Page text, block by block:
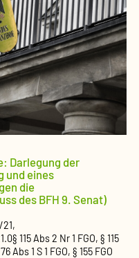
Darlegung der
und eines
die
des BFH 9. Senat)
,
§ 115 Abs 2 Nr 1 FGO, § 115
Abs 1 S 1 FGO, § 155 FGO